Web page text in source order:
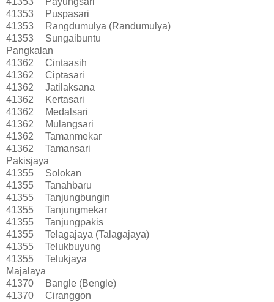
41353
Puspasari
41353
Rangdumulya (Randumulya)
41353
Sungaibuntu
Pangkalan
41362
Cintaasih
41362
Ciptasari
41362
Jatilaksana
41362
Kertasari
41362
Medalsari
41362
Mulangsari
41362
Tamanmekar
41362
Tamansari
Pakisjaya
41355
Solokan
41355
Tanahbaru
41355
Tanjungbungin
41355
Tanjungmekar
41355
Tanjungpakis
41355
Telagajaya (Talagajaya)
41355
Telukbuyung
41355
Telukjaya
Majalaya
41370
Bangle (Bengle)
41370
Ciranggon